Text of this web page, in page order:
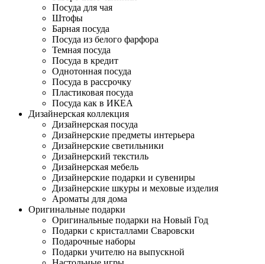
Посуда для чая
Штофы
Барная посуда
Посуда из белого фарфора
Темная посуда
Посуда в кредит
Однотонная посуда
Посуда в рассрочку
Пластиковая посуда
Посуда как в ИКЕА
Дизайнерская коллекция
Дизайнерская посуда
Дизайнерские предметы интерьера
Дизайнерские светильники
Дизайнерский текстиль
Дизайнерская мебель
Дизайнерские подарки и сувениры
Дизайнерские шкуры и меховые изделия
Ароматы для дома
Оригинальные подарки
Оригинальные подарки на Новый Год
Подарки с кристаллами Сваровски
Подарочные наборы
Подарки учителю на выпускной